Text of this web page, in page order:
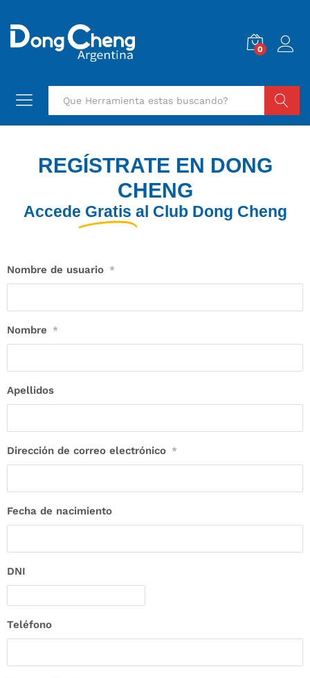
0
REGÍSTRATE EN DONG
CHENG
Accede Gratis al Club Dong Cheng
Nombre de usuario *
Nombre *
Apellidos
Dirección de correo electrónico *
Fecha de nacimiento
DNI
Teléfono